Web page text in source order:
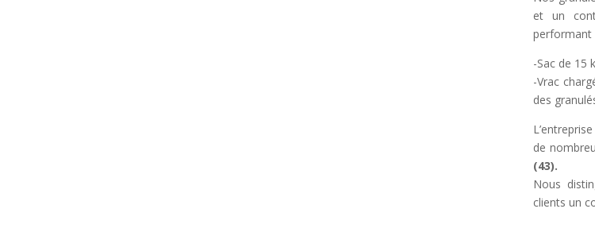
et un
performant
-Sac de 15
-Vrac
des
de
(43).
Nous
clients un